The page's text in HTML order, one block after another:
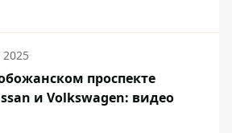
проспекте
и Volkswagen: видео